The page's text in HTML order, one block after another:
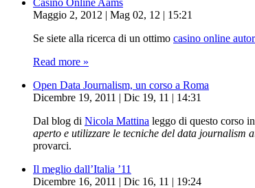
Maggio 2, 2012 | Mag 02, 12 | 15:21
Se siete alla ricerca di un ottimo casino online
Read more »
Open Data Journalism, un corso a Roma
Dicembre 19, 2011 | Dic 19, 11 | 14:31
Dal blog di Nicola Mattina leggo di questo corso in
aperto e utilizzare le tecniche del data journalism
provarci.
Il meglio dall’Italia ’11
Dicembre 16, 2011 | Dic 16, 11 | 19:24